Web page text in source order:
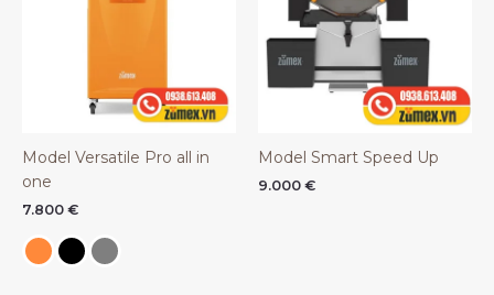
Model Versatile Pro all in
one
7.800 €
Model Smart Speed Up
9.000 €